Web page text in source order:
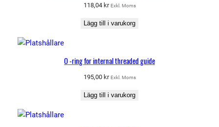
118,04 kr Exkl. Moms
Lägg till i varukorg
O -ring for internal threaded guide
195,00 kr Exkl. Moms
Lägg till i varukorg